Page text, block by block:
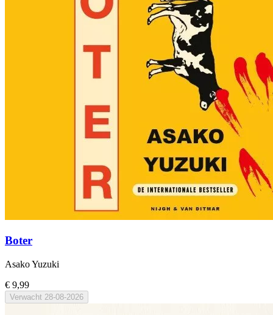
Boter
Asako Yuzuki
€ 9,99
Verwacht 28-08-2026